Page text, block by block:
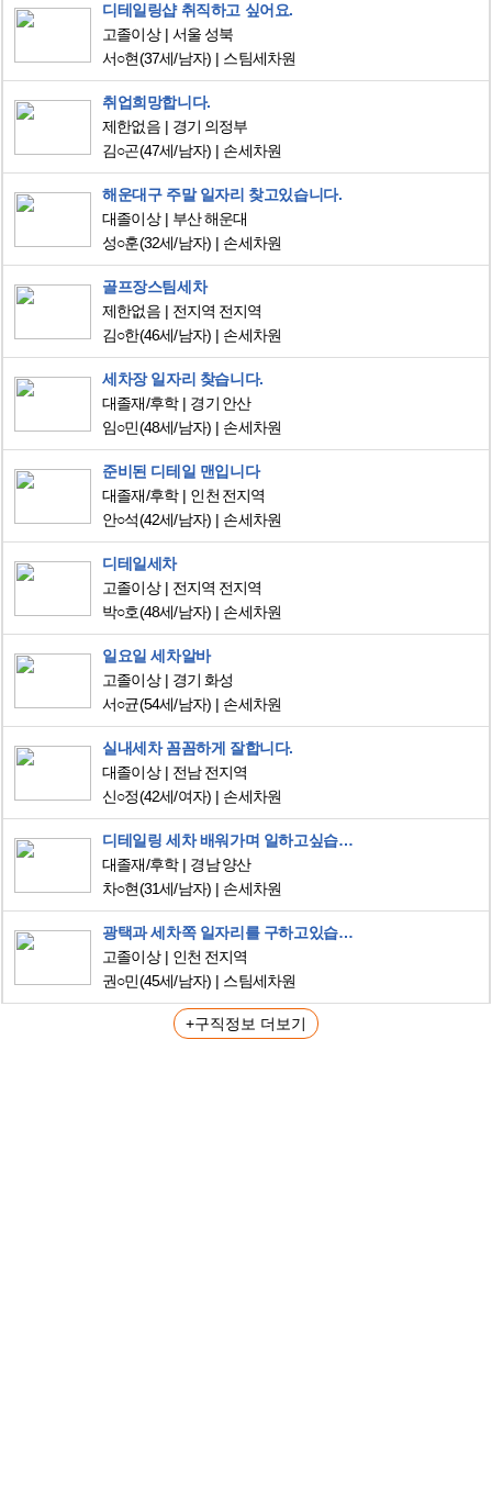
디테일링샵 취직하고 싶어요.
고졸이상
서울 성북
서○현(37세/남자) 스팀세차원
취업희망합니다.
제한없음
경기 의정부
김○곤(47세/남자) 손세차원
해운대구 주말 일자리 찾고있습니다.
대졸이상
부산 해운대
성○훈(32세/남자) 손세차원
골프장스팀세차
제한없음
전지역 전지역
김○한(46세/남자) 손세차원
세차장 일자리 찾습니다.
대졸재/후학
경기 안산
임○민(48세/남자) 손세차원
준비된 디테일 맨입니다
대졸재/후학
인천 전지역
안○석(42세/남자) 손세차원
디테일세차
고졸이상
전지역 전지역
박○호(48세/남자) 손세차원
일요일 세차알바
고졸이상
경기 화성
서○균(54세/남자) 손세차원
실내세차 꼼꼼하게 잘합니다.
대졸이상
전남 전지역
신○정(42세/여자) 손세차원
디테일링 세차 배워가며 일하고싶습니다
대졸재/후학
경남 양산
차○현(31세/남자) 손세차원
광택과 세차쪽 일자리를 구하고있습니다 너무 일하고싶습니다 감사합니다.
고졸이상
인천 전지역
권○민(45세/남자) 스팀세차원
+구직정보 더보기